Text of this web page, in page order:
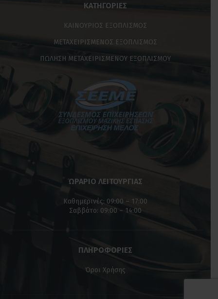
ΚΑΤΗΓΟΡΊΕΣ
ΚΑΙΝΟΥΡΙΟΣ ΕΞΟΠΛΙΣΜΟΣ
ΜΕΤΑΧΕΙΡΙΣΜΕΝΟΣ ΕΞΟΠΛΙΣΜΟΣ
ΠΩΛΗΣΗ ΜΕΤΑΧΕΙΡΙΣΜΕΝΟΥ ΕΞΟΠΛΙΣΜΟΥ
ΩΡΑΡΙΟ ΛΕΙΤΟΥΡΓΙΑΣ
Καθημερινές: 09:00 – 17:00
Σαββάτο: 09:00 – 14:00
ΠΛΗΡΟΦΟΡΙΕΣ
Όροι Χρήσης